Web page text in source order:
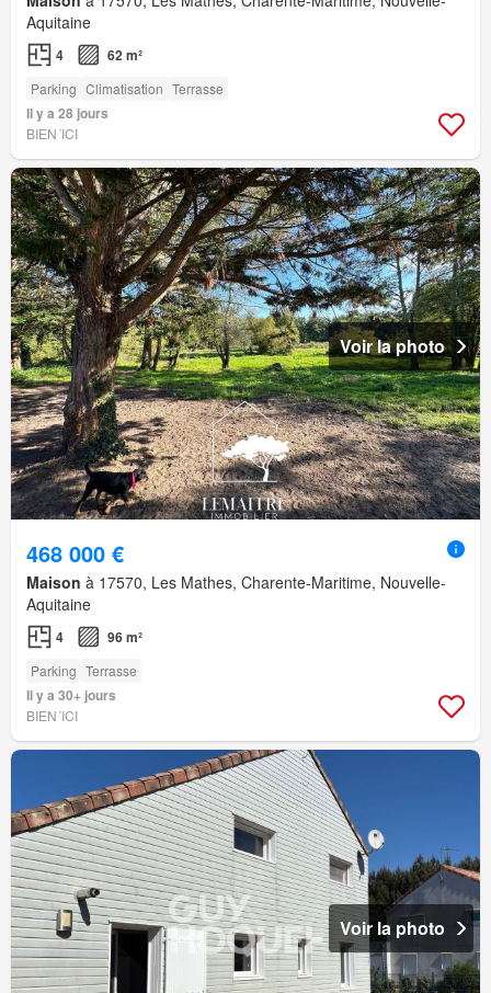
Aquitaine
4 62 m²
Parking Climatisation Terrasse
Il y a 28 jours
BIEN´ICI
Voir la photo
468 000 €
Maison à 17570, Les Mathes, Charente-Maritime, Nouvelle-
Aquitaine
4 96 m²
Parking Terrasse
Il y a 30+ jours
BIEN´ICI
Voir la photo